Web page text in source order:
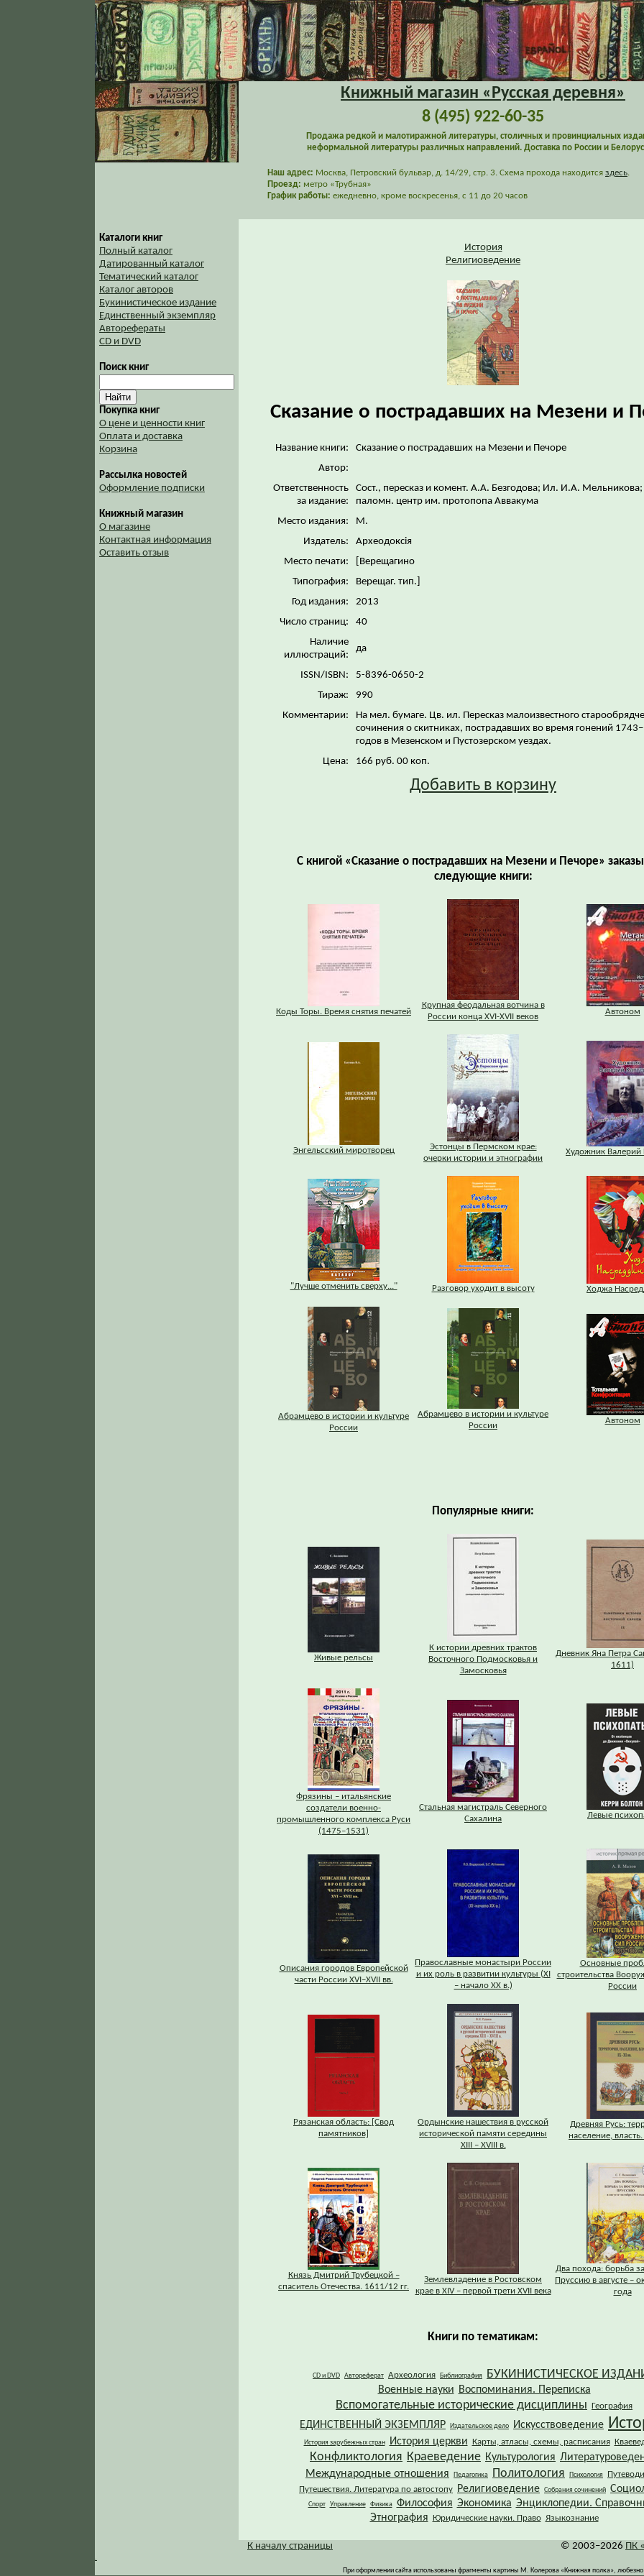
Книжный магазин «Русская деревня»
8 (495) 922-60-35
Продажа редкой и малотиражной литературы, столичных и провинциальных
неформальной литературы различных направлений. Доставка по России и
Наш адрес: Москва, Петровский бульвар, д. 14/29, стр. 3. Схема прохода находится здесь.
Проезд: метро «Трубная»
График работы: ежедневно, кроме воскресенья, с 11 до 20 часов
Каталоги книг
Полный каталог
Датированный каталог
Тематический каталог
Каталог авторов
Букинистическое издание
Единственный экземпляр
Авторефераты
CD и DVD
Поиск книг
Покупка книг
О цене и ценности книг
Оплата и доставка
Корзина
Рассылка новостей
Оформление подписки
Книжный магазин
О магазине
Контактная информация
Оставить отзыв
История
Религиоведение
Сказание о пострадавших на Мезени и
Название книги:
Сказание о пострадавших на Мезени и Печоре
Автор:
Ответственность
за издание:
Сост., пересказ и комент. А.А. Безгодова; Ил. И.А. Мельникова;
паломн. центр им. протопопа Аввакума
Место издания:
М.
Издатель:
Археодоксiя
Место печати:
[Верещагино
Типография:
Верещаг. тип.]
Год издания:
2013
Число страниц:
40
Наличие
иллюстраций:
да
ISSN/ISBN:
5-8396-0650-2
Тираж:
990
Комментарии:
На мел. бумаге. Цв. ил. Пересказ малоизвестного
сочинения о скитниках, пострадавших во время гонений
годов в Мезенском и Пустозерском уездах.
Цена:
166 руб. 00 коп.
Добавить в корзину
С книгой «Сказание о пострадавших на Мезени и Печоре»
следующие книги:
Коды Торы. Время снятия печатей
Крупная феодальная вотчина в
России конца XVI-XVII веков
Автоном
Энгельсский миротворец
Эстонцы в Пермском крае:
очерки истории и этнографии
Художник Валерий
"Лучше отменить сверху..." Разговор уходит в высоту Ходжа
Абрамцево в истории и культуре
России
Абрамцево в истории и культуре
России
Автоном
Популярные книги:
Живые рельсы
К истории древних трактов
Восточного Подмосковья и
Замосковья
Дневник Яна Петра
1611)
Фрязины – итальянские
создатели военно-
промышленного комплекса Руси
(1475–1531)
Стальная магистраль Северного
Сахалина
Левые
Описания городов Европейской
части России XVI–XVII вв.
Православные монастыри России
и их роль в развитии культуры (XI
– начало XX в.)
Основные
строительства
России
Рязанская область: [Свод
памятников]
Ордынские нашествия в русской
исторической памяти середины
XIII – XVIII в.
Древняя Русь:
население,
Князь Дмитрий Трубецкой –
спаситель Отечества. 1611/12 гг.
Землевладение в Ростовском
крае в XIV – первой трети XVII века
Два похода: борьба
Пруссию в августе –
года
Книги по тематикам:
CD и DVD Автореферат Археология Библиография БУКИНИСТИЧЕСКОЕ
Военные науки Воспоминания. Переписка
Вспомогательные исторические дисциплины География
ЕДИНСТВЕННЫЙ ЭКЗЕМПЛЯР Издательское дело Искусствоведение
История зарубежных стран История церкви Карты, атласы, схемы, расписания
Конфликтология Краеведение Культурология
Международные отношения
Педагогика Политология Психология
Путешествия. Литература по автостопу Религиоведение Собрания сочинений
Спорт Управление Физика Философия Экономика Энциклопедии.
Этнография
Юридические науки. Право Языкознание
.
К началу страницы © 2003–2026 ПК
При оформлении сайта использованы фрагменты картины М. Колерова «Книжная полка»,